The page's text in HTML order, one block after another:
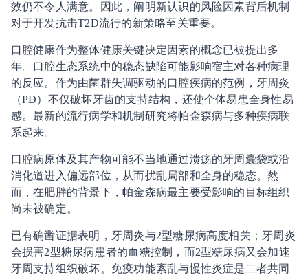
效仍不令人满意。因此，阐明新认识的风险因素背后机制
对于开发抗击T2D流行的新策略至关重要。
口腔健康作为整体健康关键决定因素的概念已被提出多
年。口腔生态系统中的稳态缺陷可能影响宿主对各种病理
的反应。作为由菌群失调驱动的口腔疾病的范例，牙周炎
（PD）不仅破坏牙齿的支持结构，还使个体易患全身性易
感。最新的流行病学和机制研究将帕金森病与多种疾病联
系起来。
口腔病原体及其产物可能不当地通过溃疡的牙周囊袋或沿
消化道进入偏远部位，从而扰乱局部和全身的稳态。然
而，在肥胖的背景下，帕金森病最主要受影响的目标组织
尚未被确定。
已有确凿证据表明，牙周炎与2型糖尿病高度相关；牙周炎
会损害2型糖尿病患者的血糖控制，而2型糖尿病又会加速
牙周支持组织破坏。免疫功能紊乱与慢性炎症是二者共同